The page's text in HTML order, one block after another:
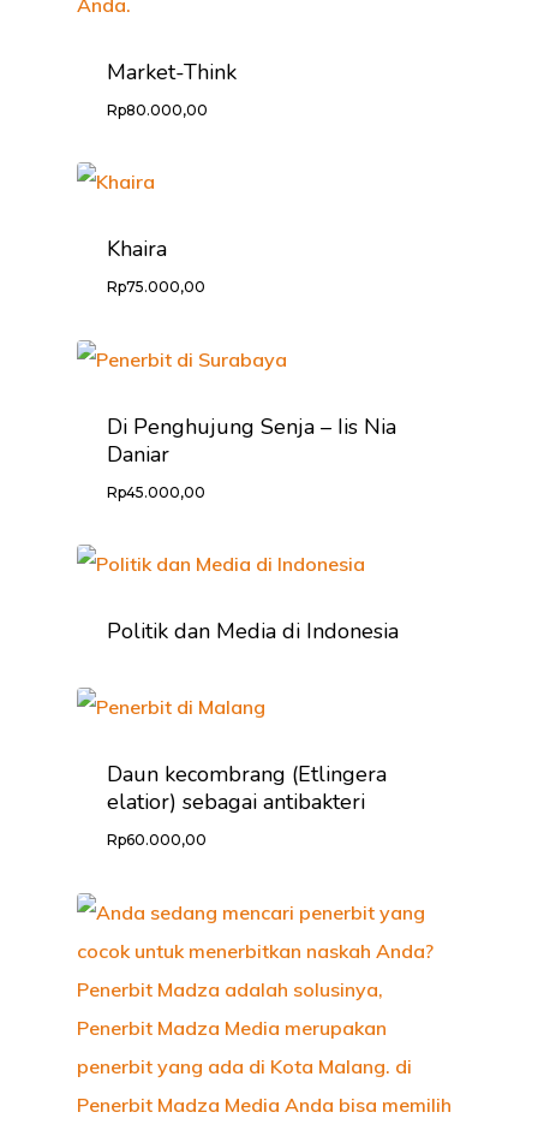
Market-Think
Rp80.000,00
Khaira
Rp75.000,00
Di Penghujung Senja – Iis Nia
Daniar
Rp45.000,00
Politik dan Media di Indonesia
Daun kecombrang (Etlingera
elatior) sebagai antibakteri
Rp60.000,00